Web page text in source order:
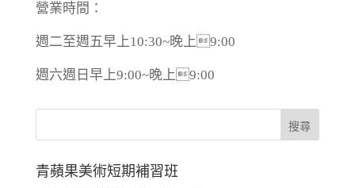
營業時間：
週二至週五早上10:30~晚上9:00
週六週日早上9:00~晚上9:00
青蘋果美術短期補習班